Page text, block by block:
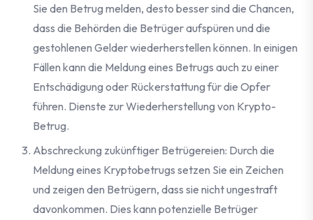
Sie den Betrug melden, desto besser sind die Chancen,
dass die Behörden die Betrüger aufspüren und die
gestohlenen Gelder wiederherstellen können. In einigen
Fällen kann die Meldung eines Betrugs auch zu einer
Entschädigung oder Rückerstattung für die Opfer
führen. Dienste zur Wiederherstellung von Krypto-
Betrug.
Abschreckung zukünftiger Betrügereien: Durch die
Meldung eines Kryptobetrugs setzen Sie ein Zeichen
und zeigen den Betrügern, dass sie nicht ungestraft
davonkommen. Dies kann potenzielle Betrüger